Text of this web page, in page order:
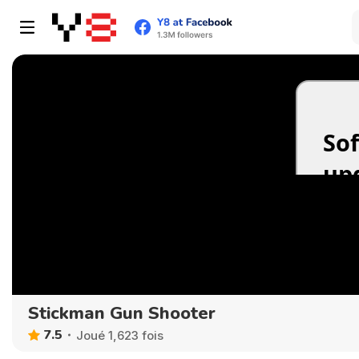
Stickman Gun Shooter
7.5 Joué 1,623 fois